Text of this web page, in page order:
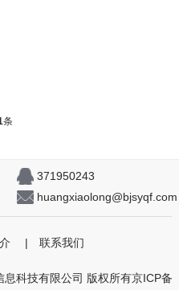
条
371950243
huangxiaolong@bjsyqf.com
| 联系我们
科技有限公司 版权所有京ICP备